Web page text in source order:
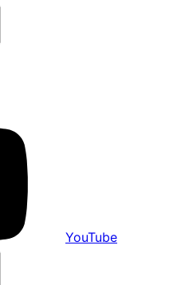
YouTube